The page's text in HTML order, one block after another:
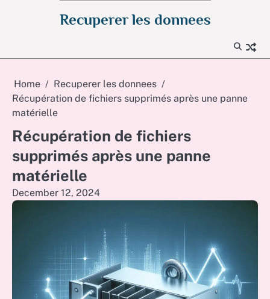
Recuperer les donnees
Home
Recuperer les donnees
Récupération de fichiers supprimés après une panne
matérielle
Récupération de fichiers
supprimés après une panne
matérielle
December 12, 2024